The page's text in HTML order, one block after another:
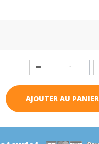
AJOUTER AU PANIER